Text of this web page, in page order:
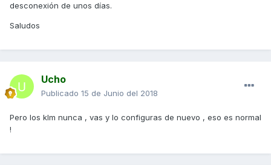
desconexión de unos días.
Saludos
Ucho
Publicado 15 de Junio del 2018
Pero los klm nunca , vas y lo configuras de nuevo , eso es normal
!